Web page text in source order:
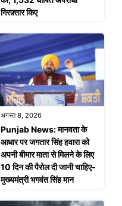
गिरफ़्तार किए
अगस्त 8, 2026
Punjab News: मानवता के
आधार पर जगतार सिंह हवारा को
अपनी बीमार माता से मिलने के लिए
10 दिन की पैरोल दी जानी चाहिए-
मुख्यमंत्री भगवंत सिंह मान